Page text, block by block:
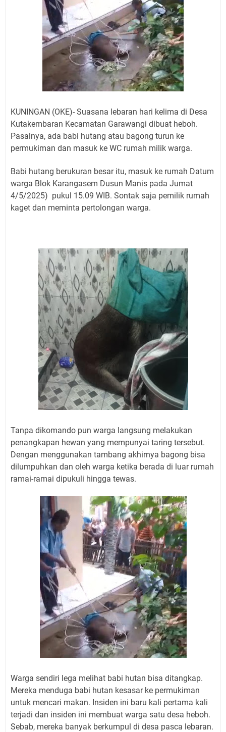
Sudahkah Kita Merdeka Dari Hawa Nafsu?
Uniku Jadi Tuan Rumah Kegiatan Strategis
KUNINGAN (OKE)- Suasana lebaran hari kelima di Desa
Kutakembaran Kecamatan Garawangi dibuat heboh.
Pasalnya, ada babi hutang atau bagong turun ke
permukiman dan masuk ke WC rumah milik warga.
Babi hutang berukuran besar itu, masuk ke rumah Datum
warga Blok Karangasem Dusun Manis pada Jumat
4/5/2025) pukul 15.09 WIB. Sontak saja pemilik rumah
kaget dan meminta pertolongan warga.
Tanpa dikomando pun warga langsung melakukan
penangkapan hewan yang mempunyai taring tersebut.
Dengan menggunakan tambang akhirnya bagong bisa
dilumpuhkan dan oleh warga ketika berada di luar rumah
ramai-ramai dipukuli hingga tewas.
Warga sendiri lega melihat babi hutan bisa ditangkap.
Mereka menduga babi hutan kesasar ke permukiman
untuk mencari makan. Insiden ini baru kali pertama kali
terjadi dan insiden ini membuat warga satu desa heboh.
Sebab, mereka banyak berkumpul di desa pasca lebaran.